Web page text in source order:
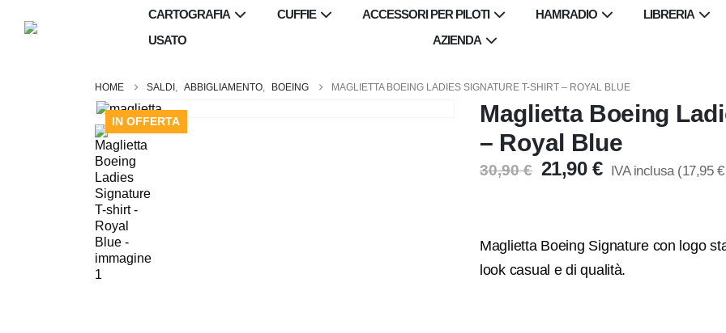
CARTOGRAFIA CUFFIE ACCESSORI PER PILOTI HAMRADIO
LIBRERIA
USATO
AZIENDA
SALDI , ABBIGLIAMENTO, BOEING MAGLIETTA BOEING LADIES SIGNATURE T-SHIRT – ROYAL BLUE
IN OFFERTA
Maglietta Boeing
– Royal Blue
30,90€ Il
30,90 €.
21,90 €Il
21,90 €.
IVA inclusa (17,95 €
Maglietta Boeing Signature con logo
look casual e di qualità.